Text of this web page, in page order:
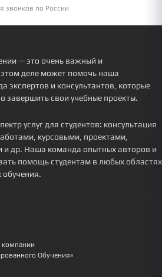
звонков по России
— это очень важный и
деле может помочь наша
экспертов и консультантов, которые
завершить свои учебные проекты.
услуг для студентов: консультация
курсовыми, проектами,
и др. Наша команда опытных авторов и
помощь студентам в любых областях
обучения.
компании
Обучения»